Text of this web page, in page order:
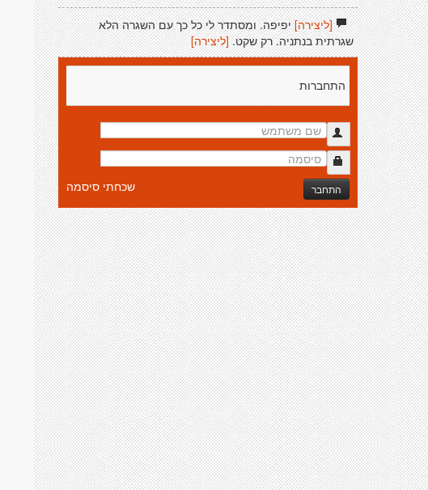
[ליצירה]יפיפה. ומסתדר לי כל כך עם השגרה הלא
שגרתית בנתניה. רק שקט. [ליצירה]
התחברות
התחבר שכחתי סיסמה